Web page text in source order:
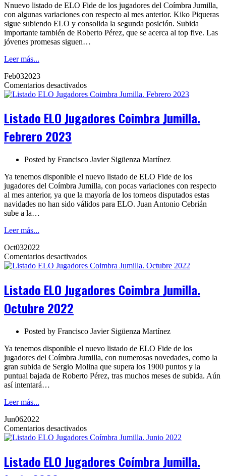
Nnuevo listado de ELO Fide de los jugadores del Coímbra Jumilla,
con algunas variaciones con respecto al mes anterior. Kiko Piqueras
sigue subiendo ELO y consolida la segunda posición. Subida
importante también de Roberto Pérez, que se acerca al top five. Las
jóvenes promesas siguen…
Leer más...
Feb032023
Comentarios desactivadosen
Listado
Jugadores
Coimbra
Listado ELO Jugadores Coimbra Jumilla.
Febrero 2023
Posted by Francisco Javier Sigüenza Martínez
Ya tenemos disponible el nuevo listado de ELO Fide de los
jugadores del Coímbra Jumilla, con pocas variaciones con respecto
al mes anterior, ya que la mayoría de los torneos disputados estas
navidades no han sido válidos para ELO. Juan Antonio Cebrián
sube a la…
Leer más...
Oct032022
Comentarios desactivadosen
Listado
Coimbra
Listado ELO Jugadores Coimbra Jumilla.
Octubre 2022
Posted by Francisco Javier Sigüenza Martínez
Ya tenemos disponible el nuevo listado de ELO Fide de los
jugadores del Coímbra Jumilla, con numerosas novedades, como la
gran subida de Sergio Molina que supera los 1900 puntos y la
puntual bajada de Roberto Pérez, tras muchos meses de subida. Aún
así intentará…
Leer más...
Jun062022
Comentarios desactivadosen
Listado
Coímbra
Listado ELO Jugadores Coímbra Jumilla.